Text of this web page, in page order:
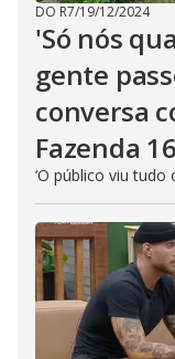
DO R7/19/12/2024
'Só nós
gente
conversa
Fazenda 16
‘O público viu tudo